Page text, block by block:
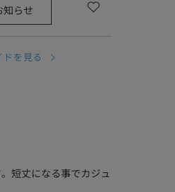
知らせ
を見る
短丈になる事でカジュ